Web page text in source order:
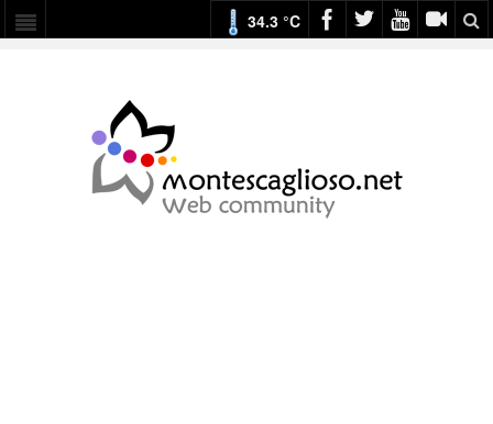
34.3 °C